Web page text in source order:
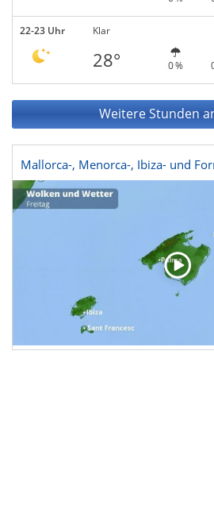
22-23 Uhr Klar
28° 0 %
Weitere Stunden
Mallorca-, Menorca-, Ibiza- und